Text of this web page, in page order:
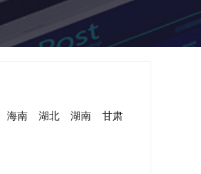
海南 湖北 湖南
甘肃